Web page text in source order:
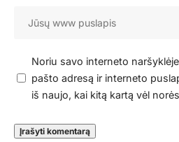
Noriu savo interneto
pašto adresą ir interneto
iš naujo, kai kitą kartą vėl